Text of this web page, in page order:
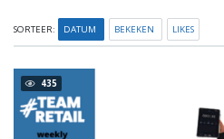
SORTEER: DATUM BEKEKEN LIKES
435